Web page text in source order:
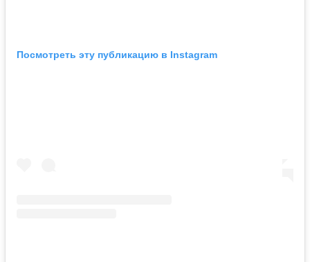
Посмотреть эту публикацию в Instagram